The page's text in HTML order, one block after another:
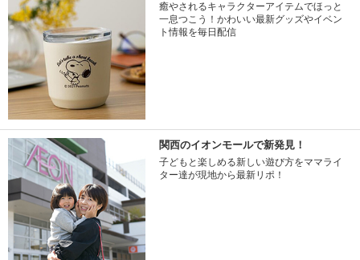
癒やされるキャラクターアイテムでほっと
一息つこう！かわいい最新グッズやイベン
ト情報を毎日配信
関西のイオンモールで新発見！
子どもと楽しめる新しい遊び方をママライ
ター達が現地から最新リポ！